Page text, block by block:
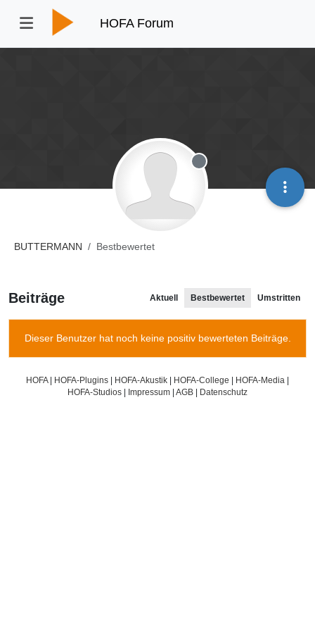
HOFA Forum
BUTTERMANN Bestbewertet
Offline
Beiträge Aktuell Bestbewertet Umstritten
Dieser Benutzer hat noch keine positiv bewerteten Beiträge.
HOFA| HOFA-Plugins HOFA-Akustik HOFA-College HOFA-Media
HOFA-Studios
Impressum AGB Datenschutz